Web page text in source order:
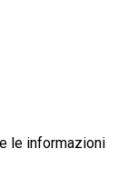
le informazioni